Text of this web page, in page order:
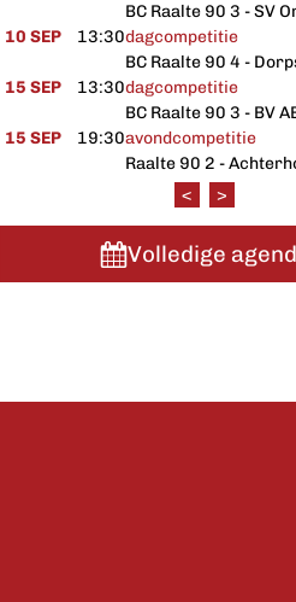
BC Raalte 90 3 - SV
10 SEP
13:30dagcompetitie
BC Raalte 90 4 -
15 SEP
13:30dagcompetitie
BC Raalte 90 3 - BV
15 SEP
19:30avondcompetitie
Raalte 90 2 -
<
>
Volledige